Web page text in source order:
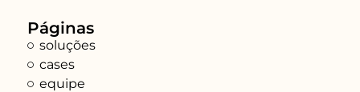
Páginas
soluções
cases
equipe